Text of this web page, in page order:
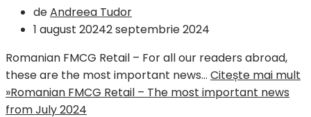
deAndreea Tudor
1 august 20242 septembrie 2024
Romanian FMCG Retail – For all our readers abroad,
these are the most important news… Citește mai mult
»Romanian FMCG Retail – The most important news
from July 2024